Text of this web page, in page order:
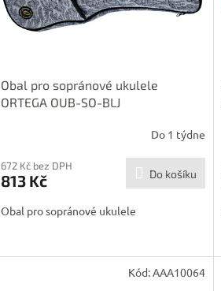
Obal pro sopránové ukulele
ORTEGA OUB-SO-BLJ
Do 1 týdne
672 Kč bez DPH
813 Kč Do košíku
Obal pro sopránové ukulele
Kód:AAA10064